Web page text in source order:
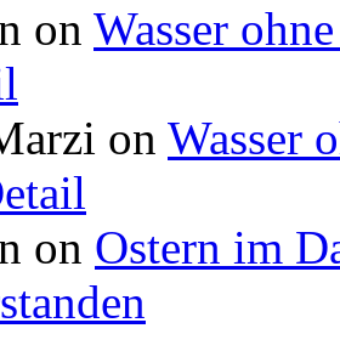
on Wasser
on Wasser
on Ostern im